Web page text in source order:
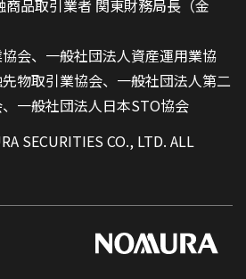
品取引業者 関東財務局長（金
会、一般社団法人資産運用業協
物取引業協会、一般社団法人第二
一般社団法人日本STO協会
SECURITIES CO., LTD. ALL